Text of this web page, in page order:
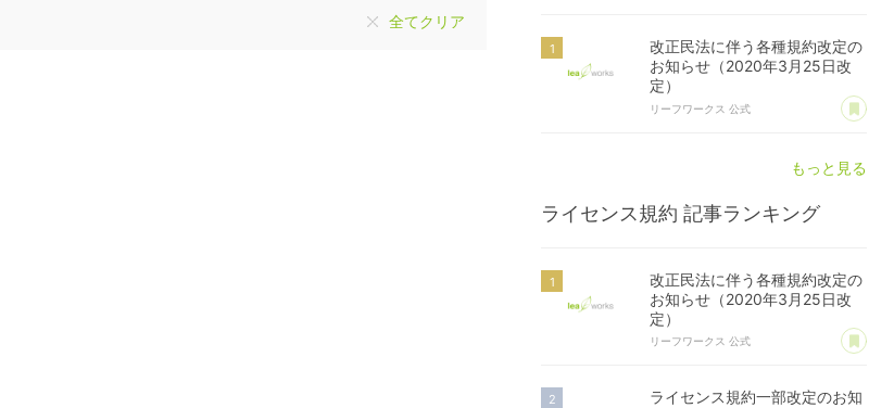
全てクリア
改正民法に伴う各種規約改定の
お知らせ（2020年3月25日改
定）
リーフワークス 公式 あ
もっと見る
ライセンス規約 記事ランキング
改正民法に伴う各種規約改定の
お知らせ（2020年3月25日改
定）
リーフワークス 公式 あ
ライセンス規約一部改定のお知